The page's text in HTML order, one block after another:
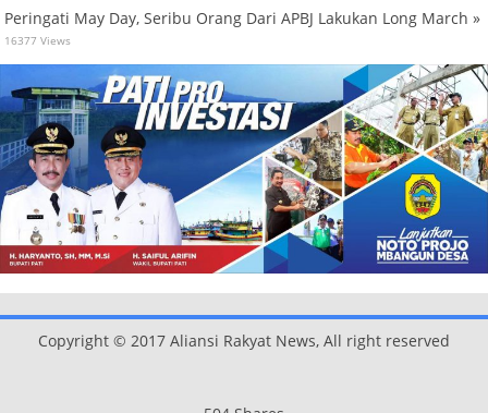
Peringati May Day, Seribu Orang Dari APBJ Lakukan Long March »
16377 Views
Copyright © 2017 Aliansi Rakyat News, All right reserved